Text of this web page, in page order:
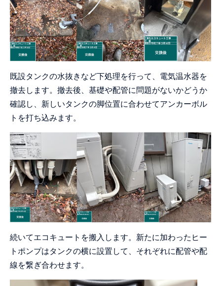
既設タンクの水抜きなど下処理を行って、電気温水器を
撤去します。撤去後、基礎や配管に問題がないかどうか
確認し、新しいタンクの脚位置に合わせてアンカーボル
トを打ち込みます。
続いてエコキュートを搬入します。新たに加わったヒー
トポンプはタンクの横に設置して、それぞれに配管や配
線を繋ぎ合わせます。